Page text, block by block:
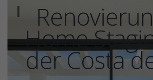
Home
der Costa